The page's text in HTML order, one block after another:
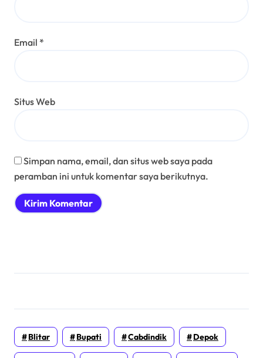
Email *
Situs Web
Simpan nama, email, dan situs web saya pada
peramban ini untuk komentar saya berikutnya.
Blitar Bupati Cabdindik Depok